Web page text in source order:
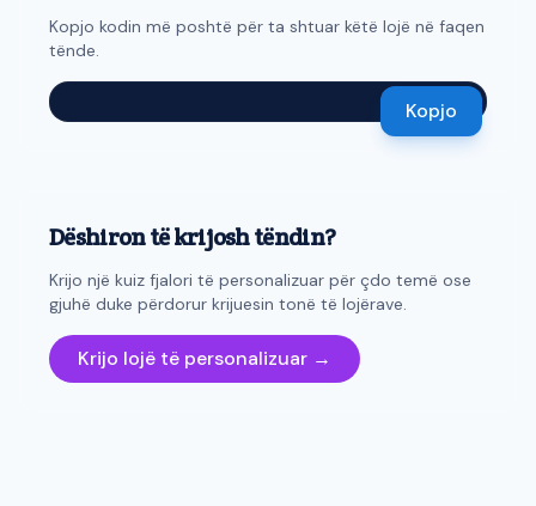
Kopjo kodin më poshtë për ta shtuar këtë lojë në faqen
tënde.
Kopjo
Dëshiron të krijosh tëndin?
Krijo një kuiz fjalori të personalizuar për çdo temë ose
gjuhë duke përdorur krijuesin tonë të lojërave.
Krijo lojë të personalizuar →